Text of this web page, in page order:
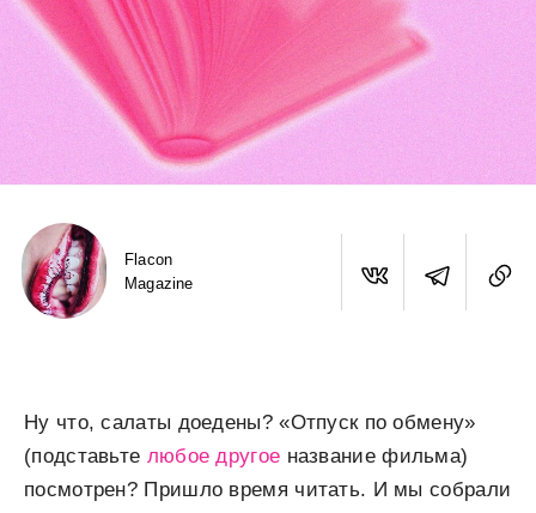
Flacon
Magazine
Ну что, салаты доедены? «Отпуск по обмену»
(подставьте любое другое название фильма)
посмотрен? Пришло время читать. И мы собрали